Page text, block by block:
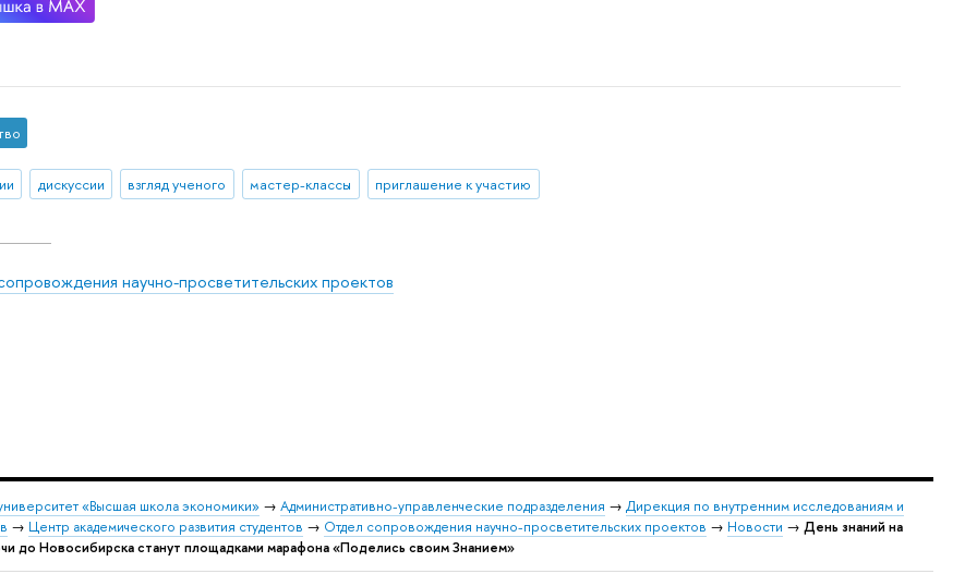
дискуссии взгляд ученого мастер-классы приглашение к участию
научно-просветительских проектов
«Высшая школа экономики» → Административно-управленческие подразделения → Дирекция по внутренним исследованиям и
→ Центр академического развития студентов → Отдел сопровождения научно-просветительских проектов → Новости → День знаний на
до Новосибирска станут площадками марафона «Поделись своим Знанием»